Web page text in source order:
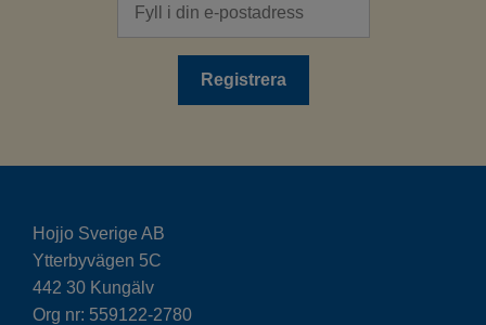
Hojjo Sverige AB
Ytterbyvägen 5C
442 30 Kungälv
Org nr: 559122-2780